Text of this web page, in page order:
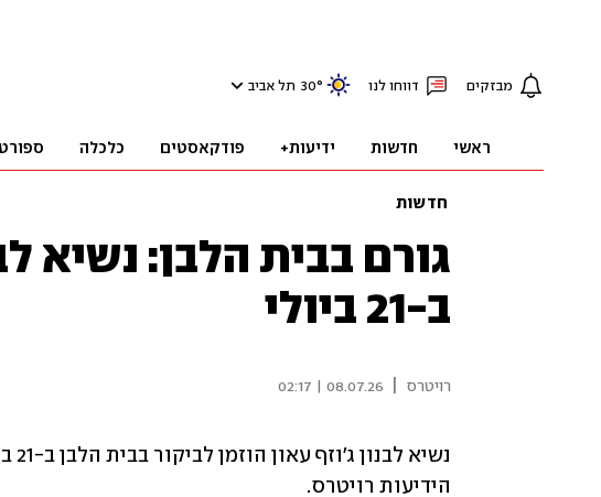
מבזקים דווחו לנו 30° תל אביב
ראשי חדשות ידיעות+ פודקאסטים כלכלה ספורט
חדשות
גורם בבית הלבן: נשיא
ב-21 ביולי
רויטרס 08.07.26 | 02:17
הידיעות רויטרס.